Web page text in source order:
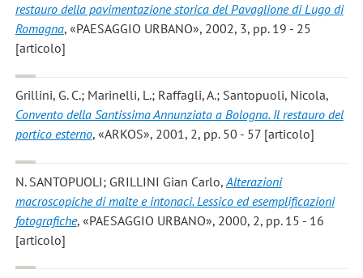
restauro della pavimentazione storica del Pavaglione di Lugo di
Romagna, «PAESAGGIO URBANO», 2002, 3, pp. 19 - 25
[articolo]
Grillini, G. C.; Marinelli, L.; Raffagli, A.; Santopuoli, Nicola,
Convento della Santissima Annunziata a Bologna. Il restauro del
portico esterno, «ARKOS», 2001, 2, pp. 50 - 57 [articolo]
N. SANTOPUOLI; GRILLINI Gian Carlo, Alterazioni
macroscopiche di malte e intonaci. Lessico ed esemplificazioni
fotografiche, «PAESAGGIO URBANO», 2000, 2, pp. 15 - 16
[articolo]